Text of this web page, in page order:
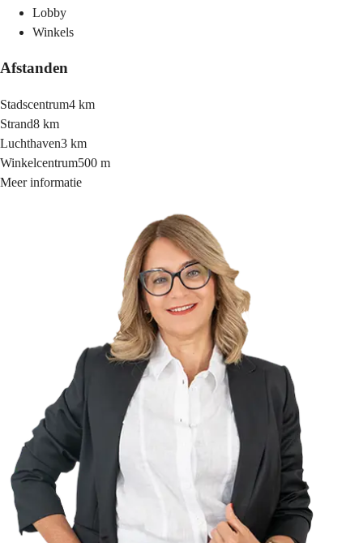
Lobby
Winkels
Afstanden
Stadscentrum4 km
Strand8 km
Luchthaven3 km
Winkelcentrum500 m
Meer informatie